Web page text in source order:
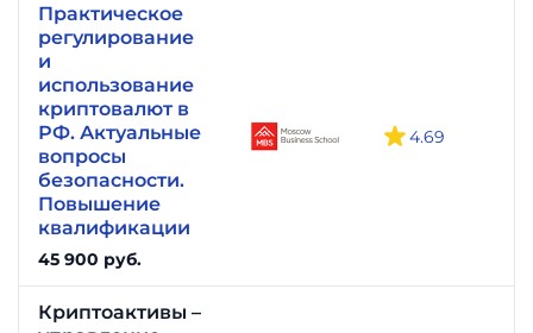
Практическое
регулирование
и
использование
криптовалют в
РФ. Актуальные
вопросы
безопасности.
Повышение
квалификации
45 900 руб.
4.69
Криптоактивы –